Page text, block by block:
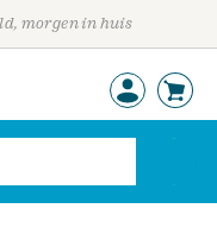
morgen in huis